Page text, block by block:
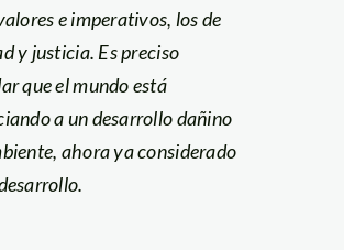
e imperativos, los de
y justicia. Es preciso
que el mundo está
a un desarrollo dañino
ahora ya considerado